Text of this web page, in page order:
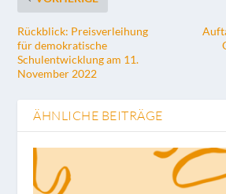
Rückblick: Preisverleihung
für demokratische
Schulentwicklung am 11.
November 2022
ÄHNLICHE BEITRÄGE